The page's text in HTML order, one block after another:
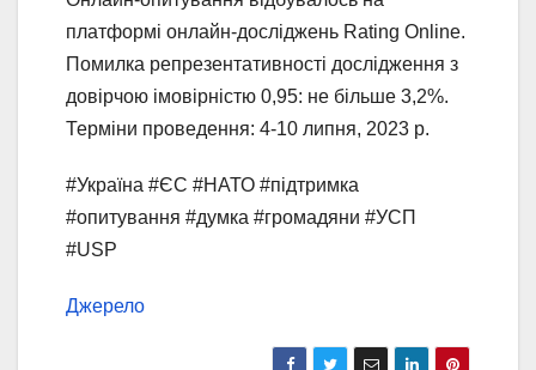
платформі онлайн-досліджень Rating Online.
Помилка репрезентативності дослідження з
довірчою імовірністю 0,95: не більше 3,2%.
Терміни проведення: 4-10 липня, 2023 р.
#Україна #ЄС #НАТО #підтримка
#опитування #думка #громадяни #УСП
#USP
Джерело